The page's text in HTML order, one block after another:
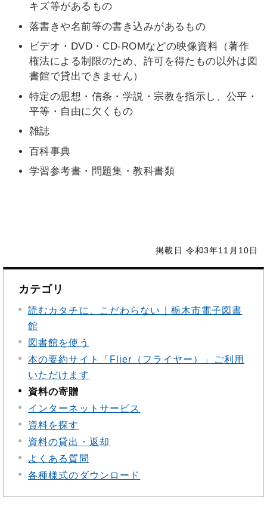
キズ等があるもの
落書きや名前等の書き込みがあるもの
ビデオ・DVD・CD-ROMなどの映像資料（著作
権法による制限のため、許可を得たもの以外は図
書館で貸出できません）
特定の思想・信条・学説・宗教を指示し、公平・
平等・自由に欠くもの
雑誌
百科事典
学習参考書・問題集・教科書類
掲載日 令和3年11月10日
カテゴリ
読むカタチに、こだわらない｜栃木市電子図書
館
図書館を使う
本の要約サイト「Flier（フライヤー）」ご利用
いただけます
資料の寄贈
インターネットサービス
資料を探す
資料の貸出・返却
よくある質問
各種様式のダウンロード